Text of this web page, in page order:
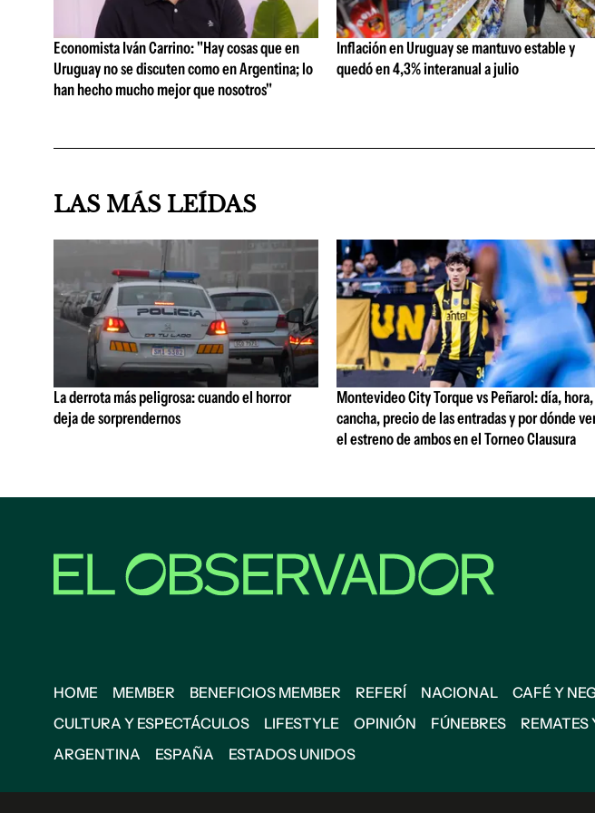
Economista Iván Carrino: "Hay cosas que en
Uruguay no se discuten como en Argentina; lo
han hecho mucho mejor que nosotros"
Inflación en Uruguay se mantuvo estable y
quedó en 4,3% interanual a julio
LAS MÁS LEÍDAS
La derrota más peligrosa: cuando el horror
deja de sorprendernos
Montevideo City Torque vs Peñarol: día, hora,
cancha, precio de las entradas y por dónde
el estreno de ambos en el Torneo Clausura
HOME MEMBER BENEFICIOS MEMBER REFERÍ NACIONAL CAFÉ Y
CULTURA Y ESPECTÁCULOS
LIFESTYLE OPINIÓN FÚNEBRES REMATES
ARGENTINA
ESPAÑA ESTADOS UNIDOS